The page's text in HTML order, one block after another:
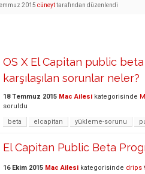
2015 cüneyttarafından düzenlendi
OS X El Capitan public
karşılaşılan sorunlar neler?
18 Temmuz 2015 Mac Ailesi kategorisinde
soruldu
beta
elcapitan yükleme-sorunu
El Capitan Public Beta
16 Ekim 2015 Mac Ailesi kategorisinde drips